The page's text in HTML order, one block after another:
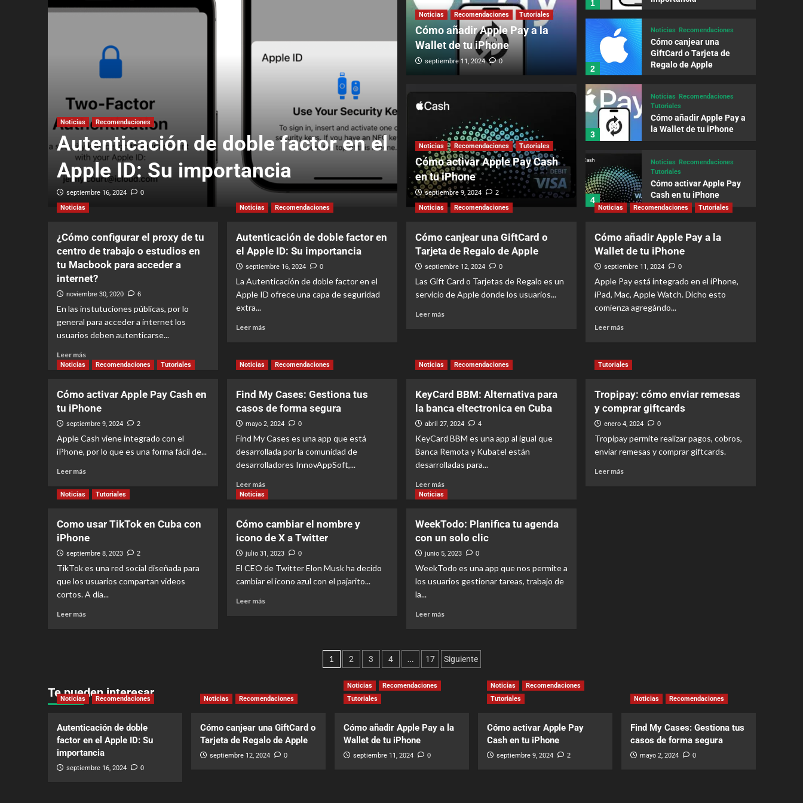
Noticias Recomendaciones
Autenticación de doble factor en el
Apple ID: Su importancia
septiembre 16, 2024 0
Recomendaciones
Cómo canjear una GiftCard o
Tarjeta de Regalo de Apple
septiembre 12, 2024 0
Noticias Recomendaciones Tutoriales
Cómo añadir Apple Pay a la
Wallet de tu iPhone
septiembre 11, 2024 0
Noticias Recomendaciones Tutoriales
Cómo activar Apple Pay Cash
en tu iPhone
septiembre 9, 2024 2
1
2
Noticias Recomendaciones
Cómo canjear una
GiftCard o Tarjeta de
Regalo de Apple
3
Noticias Recomendaciones
Tutoriales
Cómo añadir Apple Pay a
la Wallet de tu iPhone
4
Noticias Recomendaciones
Tutoriales
Cómo activar Apple Pay
Cash en tu iPhone
5
Find My Cases: Gestiona
tus casos de forma
segura
Noticias Recomendaciones
Autenticación de doble
Regalo de Apple
Noticias
Tutoriales
la Wallet de tu iPhone
Noticias
¿Cómo configurar el proxy de tu
centro de trabajo o estudios en
tu Macbook para acceder a
internet?
noviembre 30, 2020 6
En las instutuciones públicas, por lo
general para acceder a internet los
usuarios deben autenticarse...
Leer más
Noticias Recomendaciones
Autenticación de doble factor en
el Apple ID: Su importancia
septiembre 16, 2024 0
La Autenticación de doble factor en el
Apple ID ofrece una capa de seguridad
extra...
Leer más
Noticias Recomendaciones
Cómo canjear una GiftCard o
Tarjeta de Regalo de Apple
septiembre 12, 2024 0
Las Gift Card o Tarjetas de Regalo es un
servicio de Apple donde los usuarios...
Leer más
Noticias Recomendaciones Tutoriales
Cómo añadir Apple Pay a la
Wallet de tu iPhone
septiembre 11, 2024 0
Apple Pay está integrado en el iPhone,
iPad, Mac, Apple Watch. Dicho esto
comienza agregándo...
Leer más
Noticias Recomendaciones Tutoriales
Cómo activar Apple Pay Cash en
tu iPhone
septiembre 9, 2024 2
Apple Cash viene integrado con el
iPhone, por lo que es una forma fácil de...
Leer más
Noticias Recomendaciones
Find My Cases: Gestiona tus
casos de forma segura
mayo 2, 2024 0
Find My Cases es una app que está
desarrollada por la comunidad de
desarrolladores InnovAppSoft,...
Leer más
Noticias Recomendaciones
KeyCard BBM: Alternativa para
la banca eltectronica en Cuba
abril 27, 2024 4
KeyCard BBM es una app al igual que
Banca Remota y Kubatel están
desarrolladas para...
Leer más
Tutoriales
Tropipay: cómo enviar remesas
y comprar giftcards
enero 4, 2024 0
Tropipay permite realizar pagos, cobros,
enviar remesas y comprar giftcards.
Leer más
Noticias Tutoriales
Como usar TikTok en Cuba con
iPhone
septiembre 8, 2023 2
TikTok es una red social diseñada para
que los usuarios compartan videos
cortos. A día...
Leer más
Noticias
Cómo cambiar el nombre y
icono de X a Twitter
julio 31, 2023 0
El CEO de Twitter Elon Musk ha decido
cambiar el icono azul con el pajarito...
Leer más
Noticias
WeekTodo: Planifica tu agenda
con un solo clic
junio 5, 2023 0
WeekTodo es una app que nos permite a
los usuarios gestionar tareas, trabajo de
la...
Leer más
1 2 3 4 … 17 Siguiente
Te pueden interesar
Noticias Recomendaciones
Autenticación de doble
factor en el Apple ID: Su
importancia
septiembre 16, 2024 0
Noticias Recomendaciones
Cómo canjear una GiftCard o
Tarjeta de Regalo de Apple
septiembre 12, 2024 0
Noticias
Recomendaciones
Tutoriales
Cómo añadir Apple Pay a la
Wallet de tu iPhone
septiembre 11, 2024 0
Noticias
Recomendaciones
Tutoriales
Cómo activar Apple Pay
Cash en tu iPhone
septiembre 9, 2024 2
Noticias Recomendaciones
Find My Cases: Gestiona tus
casos de forma segura
mayo 2, 2024 0